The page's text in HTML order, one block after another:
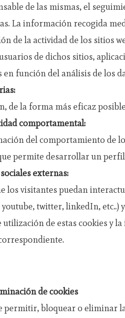
de las mismas, el
La información recogida
de la actividad de los sitios
de dichos sitios,
función del análisis de los
de la forma más eficaz
comportamental:
del comportamiento de
permite desarrollar un
externas:
los visitantes puedan
youtube, twitter, linkedIn,
utilización de estas cookies y
de cookies
permitir, bloquear o eliminar